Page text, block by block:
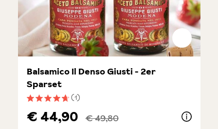
Durchschnittliche Bewertung von 4.8 von 5 Sternen
(1)
Balsamico Il Denso Giusti - 2er
Sparset
€ 44,90 € 49,80